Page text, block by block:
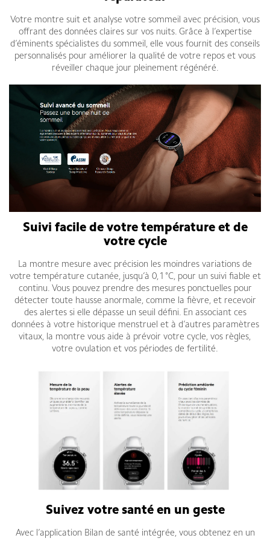
Votre montre suit et analyse votre sommeil avec précision, vous
offrant des données claires sur vos nuits. Grâce à l’expertise
d’éminents spécialistes du sommeil, elle vous fournit des conseils
personnalisés pour améliorer la qualité de votre repos et vous
réveiller chaque jour pleinement régénéré.
Suivi facile de votre température et de
votre cycle
La montre mesure avec précision les moindres variations de
votre température cutanée, jusqu’à 0,1 °C, pour un suivi fiable et
continu. Vous pouvez prendre des mesures ponctuelles pour
détecter toute hausse anormale, comme la fièvre, et recevoir
des alertes si elle dépasse un seuil défini. En associant ces
données à votre historique menstruel et à d’autres paramètres
vitaux, la montre vous aide à prévoir votre cycle, vos règles,
votre ovulation et vos périodes de fertilité.
Suivez votre santé en un geste
Avec l’application Bilan de santé intégrée, vous obtenez en un